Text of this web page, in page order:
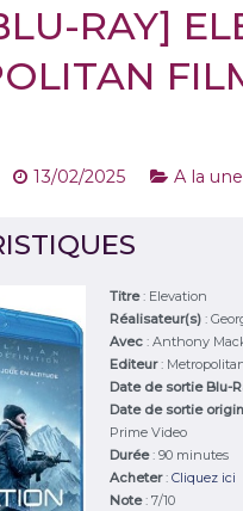
RAY]
13/02/2025 A la une
Titre: Elevation
Réalisateur(s):
Avec:Anthony
Editeur:
Date de sortie Blu-
Date de sortie
Prime Video
Durée:90 minutes
Acheter:Cliquez ici
Note:7/10